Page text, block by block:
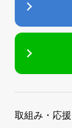
取組み・応援